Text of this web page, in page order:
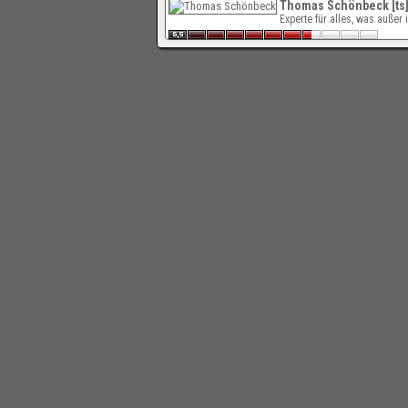
Thomas Schönbeck [ts]
Experte für alles, was